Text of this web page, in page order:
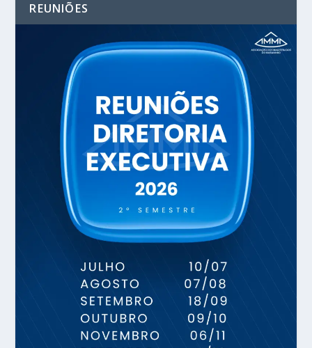
REUNIÕES